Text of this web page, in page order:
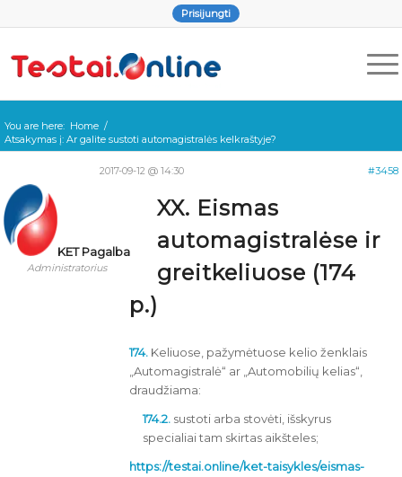
Prisijungti
You are here: Home /
Atsakymas į: Ar galite sustoti automagistralės kelkraštyje?
2017-09-12 @ 14:30 #3458
KET Pagalba
Administratorius
XX. Eismas
automagistralėse ir
greitkeliuose (174
p.)
174. Keliuose, pažymėtuose kelio ženklais
„Automagistralė“ ar „Automobilių kelias“,
draudžiama:
174.2. sustoti arba stovėti, išskyrus
specialiai tam skirtas aikšteles;
https://testai.online/ket-taisykles/eismas-